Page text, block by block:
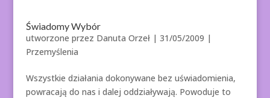
Świadomy Wybór
utworzone przez Danuta Orzeł| 31/05/2009 |
Przemyślenia
Wszystkie działania dokonywane bez uświadomienia,
powracają do nas i dalej oddziaływają. Powoduje to